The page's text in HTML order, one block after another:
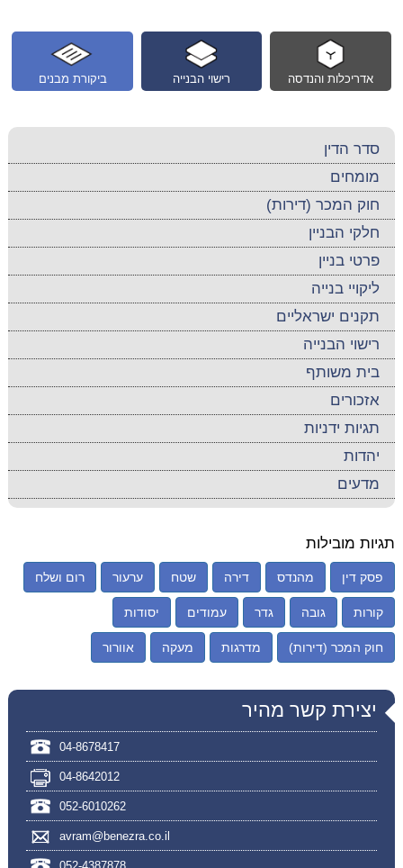
ביקורת מבנים רישוי הבנייה אדריכלות והנדסה
סדר הדין
מומחים
חוק המכר (דירות)
חלקי הבניין
פרטי בניין
ליקויי בנייה
תקנים ישראליים
רישוי הבנייה
בית משותף
אזכורים
תגיות ידניות
יהדות
מדעים
תגיות מובילות
פסק דין מהנדס דירה שטח ערעור רום ושלח
קורות גובה גדר עמודים יסודות
חוק המכר (דירות) מדרגות מעקה אוורור
יצירת קשר מהיר
04-8678417
04-8642012
052-6010262
avram@benezra.co.il